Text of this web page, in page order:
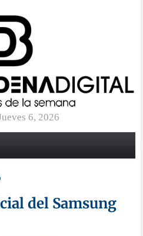
6, 2026
del Samsung